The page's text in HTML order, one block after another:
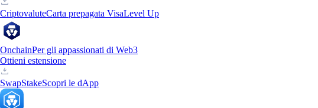
CriptovaluteCarta prepagata VisaLevel Up
OnchainPer gli appassionati di Web3
Ottieni estensione
SwapStakeScopri le dApp